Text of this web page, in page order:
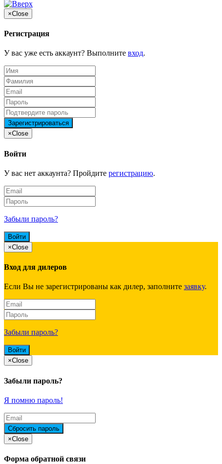
×Close
Регистрация
У вас уже есть аккаунт? Выполните вход.
×Close
Войти
У вас нет аккаунта? Пройдите регистрацию.
Забыли пароль?
×Close
Вход для дилеров
Если Вы не зарегистрированы как дилер, заполните заявку.
Забыли пароль?
×Close
Забыли пароль?
Я помню пароль!
×Close
Форма обратной связи